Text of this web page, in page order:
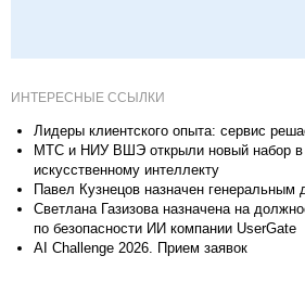
ИНТЕРЕСНЫЕ ССЫЛКИ
Лидеры клиентского опыта: сервис
МТС и НИУ ВШЭ открыли новый набор в
искусственному интеллекту
Павел Кузнецов назначен генеральным
Светлана Газизова назначена на
по безопасности ИИ компании UserGate
AI Challenge 2026. Прием заявок